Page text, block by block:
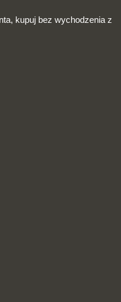
kupuj bez wychodzenia z